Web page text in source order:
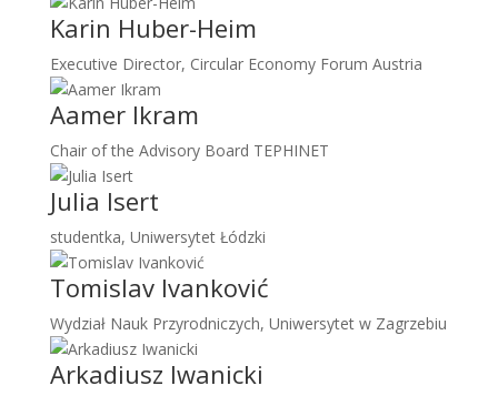
Karin Huber-Heim
Executive Director, Circular Economy Forum Austria
Aamer Ikram
Chair of the Advisory Board TEPHINET
Julia Isert
studentka, Uniwersytet Łódzki
Tomislav Ivanković
Wydział Nauk Przyrodniczych, Uniwersytet w Zagrzebiu
Arkadiusz Iwanicki